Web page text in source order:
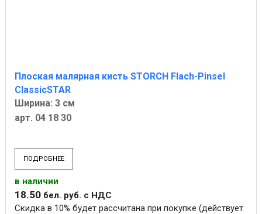
Плоская малярная кисть STORCH Flach-Pinsel
ClassicSTAR
Ширина: 3 см
арт. 04 18 30
ПОДРОБНЕЕ
в наличии
18.50 бел. руб. с НДС
Скидка в 10% будет рассчитана при покупке (действует